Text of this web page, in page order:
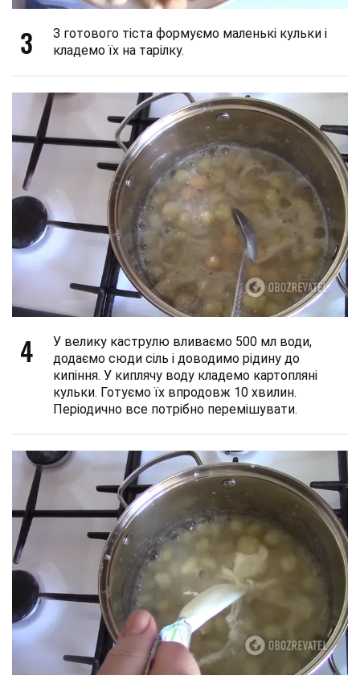
3
З готового тіста формуємо маленькі кульки і
кладемо їх на тарілку.
4
У велику каструлю вливаємо 500 мл води,
додаємо сюди сіль і доводимо рідину до
кипіння. У киплячу воду кладемо картопляні
кульки. Готуємо їх впродовж 10 хвилин.
Періодично все потрібно перемішувати.